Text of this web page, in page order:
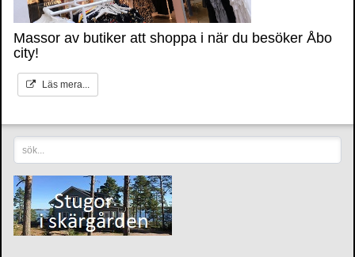
Massor av butiker att shoppa i när du besöker Åbo
city!
Läs mera...
sök...